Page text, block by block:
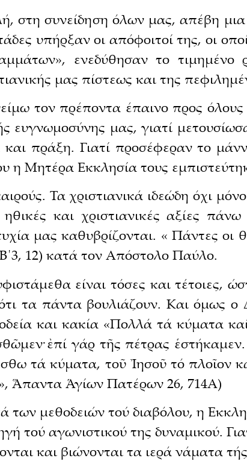
στη συνείδηση όλων μας, απέβη
υπήρξαν οι απόφοιτοί της, οι
ενεδύθησαν το τιμημένο
μας πίστεως και της
τον πρέποντα έπαινο προς
ευγνωμοσύνης μας, γιατί
πράξη. Γιατί προσέφεραν το
η Μητέρα Εκκλησία τους
Τα χριστιανικά ιδεώδη όχι
και χριστιανικές αξίες
μας καθυβρίζονται. « Πάντες οι
12) κατά τον Απόστολο Παύλο.
είναι τόσες και τέτοιες,
τα πάντα βουλιάζουν. Και όμως ο
και κακία «Πολλά τά κύματα
ἐπί γάρ τῆς πέτρας
τά κύματα, τοῦ Ἰησοῦ τό πλοῖον
Ἅπαντα Ἁγίων Πατέρων 26, 714Α)
των μεθοδειών τού διαβόλου, η
τού αγωνιστικού της δυναμικού.
και βιώνονται τα ιερά νάματα